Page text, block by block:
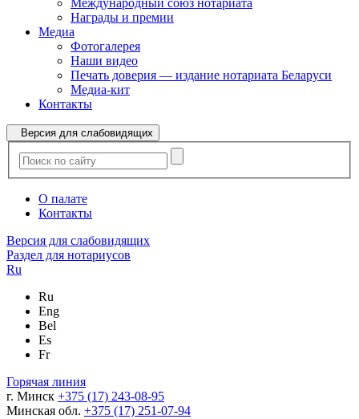
Международный союз нотариата
Награды и премии
Медиа
Фотогалерея
Наши видео
Печать доверия — издание нотариата Беларуси
Медиа-кит
Контакты
Версия для слабовидящих
О палате
Контакты
Версия для слабовидящих
Раздел для нотариусов
Ru
Ru
Eng
Bel
Es
Fr
Горячая линия
г. Минск +375 (17) 243-08-95
Минская обл. +375 (17) 251-07-94